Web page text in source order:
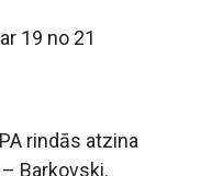
19 no 21
rindās atzina
Barkovski.